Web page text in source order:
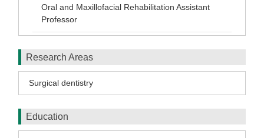
Oral and Maxillofacial Rehabilitation Assistant
Professor
Research Areas
Surgical dentistry
Education